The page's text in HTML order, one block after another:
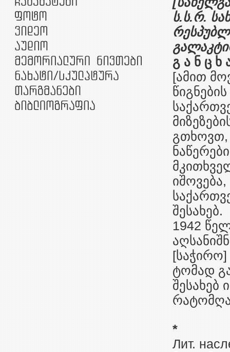
ს.ს.რ.
გ ა ნ ც ხ
[ამით
გთხოვთ,
შესახებ.
1942
[საჭირო]
ტომად
შესახებ
*
Лит.